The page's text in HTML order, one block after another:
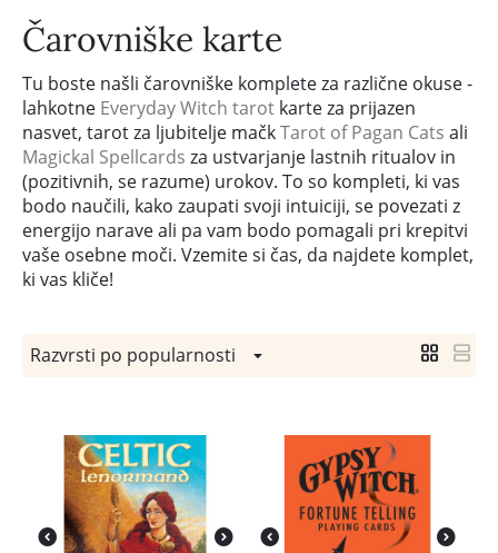
Čarovniške karte
Tu boste našli čarovniške komplete za različne okuse -
lahkotne Everyday Witch tarot karte za prijazen
nasvet, tarot za ljubitelje mačkTarot of Pagan Cats ali
Magickal Spellcards za ustvarjanje lastnih ritualov in
(pozitivnih, se razume) urokov. To so kompleti, ki vas
bodo naučili, kako zaupati svoji intuiciji, se povezati z
energijo narave ali pa vam bodo pomagali pri krepitvi
vaše osebne moči. Vzemite si čas, da najdete komplet,
ki vas kliče!
Razvrsti po popularnosti